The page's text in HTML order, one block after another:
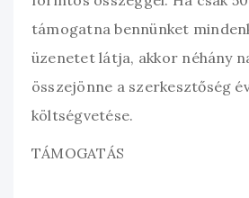
támogatna bennünket
üzenetet látja, akkor néhány
összejönne a szerkesztőség
költségvetése.
TÁMOGATÁS